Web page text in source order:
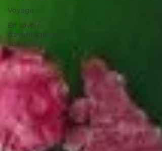
Voyage
En savoir
d'avantage sur
vos poils